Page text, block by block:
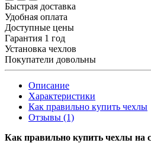
Быстрая доставка
Удобная оплата
Доступные цены
Гарантия 1 год
Установка чехлов
Покупатели довольны
Описание
Характеристики
Как правильно купить чехлы
Отзывы (1)
Как правильно купить чехлы на